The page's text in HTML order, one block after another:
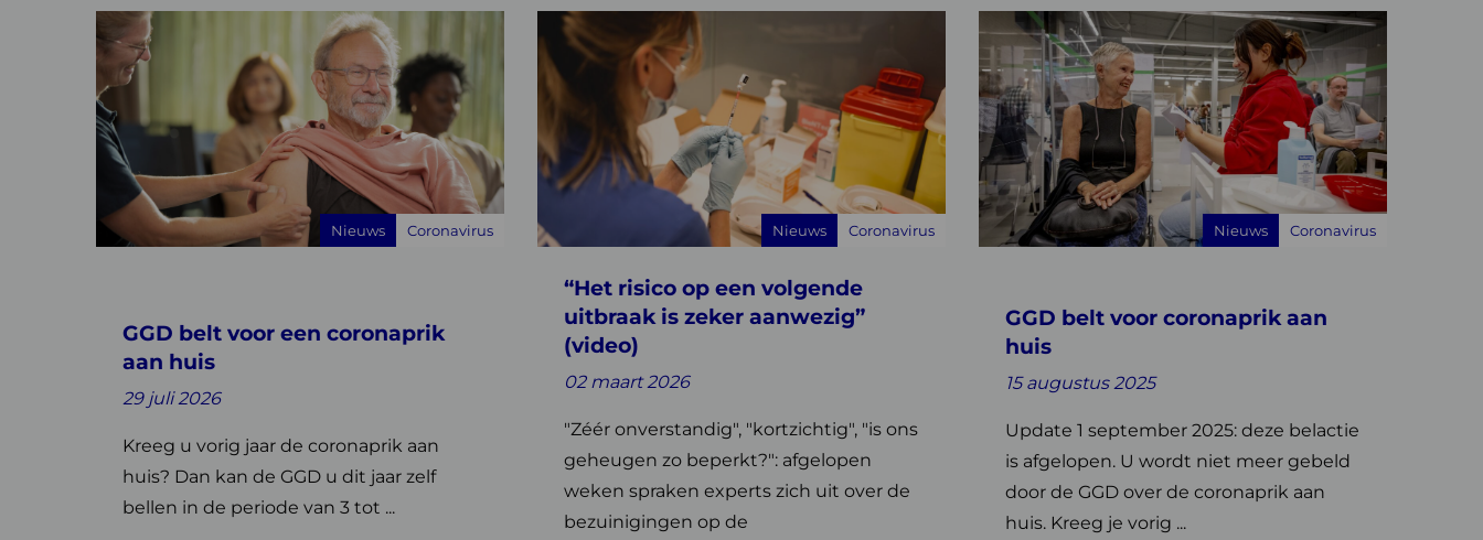
GGD belt voor een coronaprik
aan huis
29 juli 2026
Kreeg u vorig jaar de coronaprik aan
huis? Dan kan de GGD u dit jaar zelf
bellen in de periode van 3 tot ...
Nieuws Coronavirus
Lees
meer
over
GGD
belt
voor
een
coronaprik
aan
“Het risico op een volgende
uitbraak is zeker aanwezig”
(video)
02 maart 2026
"Zéér onverstandig", "kortzichtig", "is ons
geheugen zo beperkt?": afgelopen
weken spraken experts zich uit over de
bezuinigingen op de
Nieuws Coronavirus
Lees
meer
over
“Het
risico
op
een
uitbraak
zeker
aanwezig”
(video)
GGD belt voor coronaprik aan
huis
15 augustus 2025
Update 1 september 2025: deze belactie
is afgelopen. U wordt niet meer gebeld
door de GGD over de coronaprik aan
huis. Kreeg je vorig ...
Nieuws Coronavirus
Lees
meer
over
GGD
belt
voor
coronaprik
aan
huis